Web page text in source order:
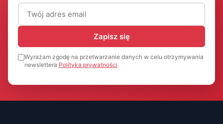
Adres email (wymagany)
Zapisz się
Wyrażam zgodę na przetwarzanie danych w celu otrzymywania
newslettera Polityka prywatności